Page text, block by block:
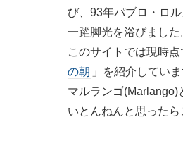
び、93年パブロ・ロ
一躍脚光を浴びました
このサイトでは現時点
の朝 」を紹介していま
マルランゴ(Marlango)
いとんねんと思った